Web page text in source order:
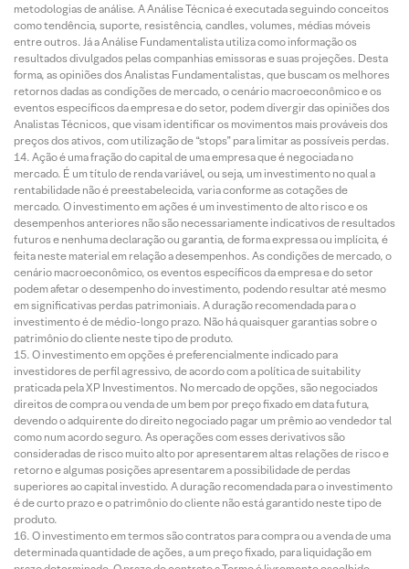
metodologias de análise. A Análise Técnica é executada seguindo conceitos
como tendência, suporte, resistência, candles, volumes, médias móveis
entre outros. Já a Análise Fundamentalista utiliza como informação os
resultados divulgados pelas companhias emissoras e suas projeções. Desta
forma, as opiniões dos Analistas Fundamentalistas, que buscam os melhores
retornos dadas as condições de mercado, o cenário macroeconômico e os
eventos específicos da empresa e do setor, podem divergir das opiniões dos
Analistas Técnicos, que visam identificar os movimentos mais prováveis dos
preços dos ativos, com utilização de “stops” para limitar as possíveis perdas.
Ação é uma fração do capital de uma empresa que é negociada no
mercado. É um título de renda variável, ou seja, um investimento no qual a
rentabilidade não é preestabelecida, varia conforme as cotações de
mercado. O investimento em ações é um investimento de alto risco e os
desempenhos anteriores não são necessariamente indicativos de resultados
futuros e nenhuma declaração ou garantia, de forma expressa ou implícita, é
feita neste material em relação a desempenhos. As condições de mercado, o
cenário macroeconômico, os eventos específicos da empresa e do setor
podem afetar o desempenho do investimento, podendo resultar até mesmo
em significativas perdas patrimoniais. A duração recomendada para o
investimento é de médio-longo prazo. Não há quaisquer garantias sobre o
patrimônio do cliente neste tipo de produto.
O investimento em opções é preferencialmente indicado para
investidores de perfil agressivo, de acordo com a política de suitability
praticada pela XP Investimentos. No mercado de opções, são negociados
direitos de compra ou venda de um bem por preço fixado em data futura,
devendo o adquirente do direito negociado pagar um prêmio ao vendedor tal
como num acordo seguro. As operações com esses derivativos são
consideradas de risco muito alto por apresentarem altas relações de risco e
retorno e algumas posições apresentarem a possibilidade de perdas
superiores ao capital investido. A duração recomendada para o investimento
é de curto prazo e o patrimônio do cliente não está garantido neste tipo de
produto.
O investimento em termos são contratos para compra ou a venda de uma
determinada quantidade de ações, a um preço fixado, para liquidação em